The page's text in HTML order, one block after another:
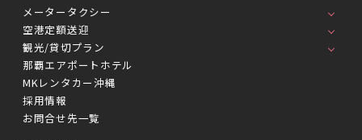
メータータクシー
空港定額送迎
観光/貸切プラン
那覇エアポートホテル
MKレンタカー沖縄
採用情報
お問合せ先一覧